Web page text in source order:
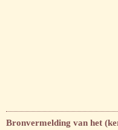
Bronvermelding van het